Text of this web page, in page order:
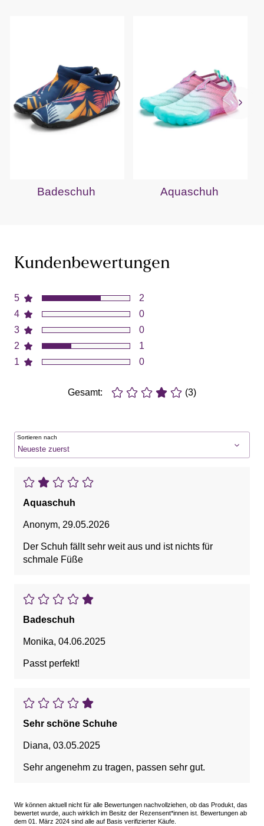
Badeschuh Aquaschuh
Kundenbewertungen
5
4
3
2
1
2
0
0
1
0
Gesamt: (3)
Sortieren nach
Aquaschuh
Anonym, 29.05.2026
Der Schuh fällt sehr weit aus und ist nichts für
schmale Füße
Badeschuh
Monika, 04.06.2025
Passt perfekt!
Sehr schöne Schuhe
Diana, 03.05.2025
Sehr angenehm zu tragen, passen sehr gut.
Wir können aktuell nicht für alle Bewertungen nachvollziehen, ob das Produkt, das
bewertet wurde, auch wirklich im Besitz der Rezensent*innen ist. Bewertungen ab
dem 01. März 2024 sind alle auf Basis verifizierter Käufe.